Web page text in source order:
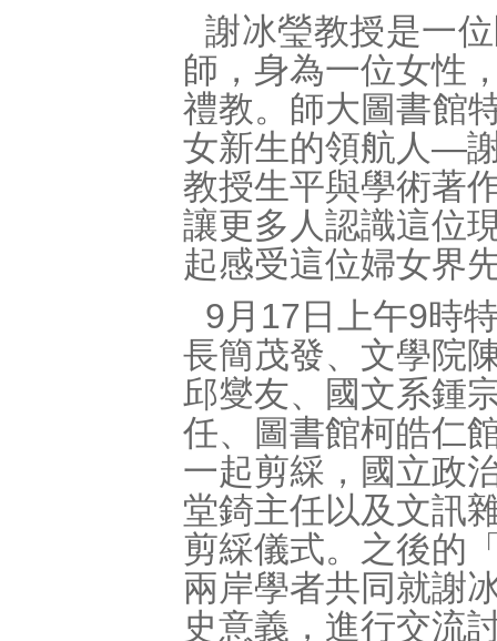
謝冰瑩教授是一
師，身為一位女性
禮教。師大圖書館
女新生的領航人—
教授生平與學術著
讓更多人認識這位
起感受這位婦女界
9月17日上午9時
長簡茂發、文學院
邱燮友、國文系鍾
任、圖書館柯皓仁
一起剪綵，國立政
堂錡主任以及文訊
剪綵儀式。之後的
兩岸學者共同就謝
史意義，進行交流